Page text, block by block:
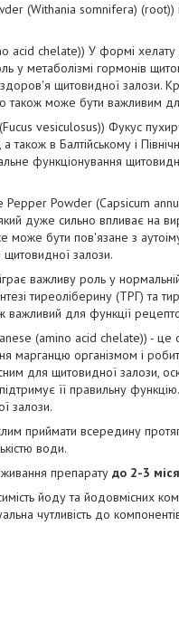
(Withania somnifera) (root))
acid chelate)) У формі хелату
у метаболізмі гормонів
щитовидної залози.
також може бути важливим
vesiculosus)) Фукус
а також в Балтійському і
функціонування
Pepper Powder (Capsicum
який дуже сильно впливає на
може бути пов'язане з
залози.
важливу роль у
тиреоліберину (ТРГ) та
важливий для функції
(amino acid chelate)) - це
марганцю організмом і
для щитовидної залози,
підтримує її правильну
залози.
приймати всередину
води.
препарату до 2-3
йоду та йодовмісних
чутливість до